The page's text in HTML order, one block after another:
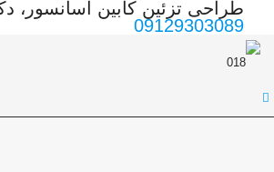
طراحی تزئین کابین آسانسور،
09129303089